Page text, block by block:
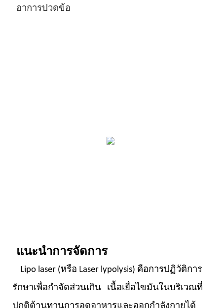
อาการปวดข้อ
แนะนำการจัดการ
Lipo laser (หรือ Laser lypolysis) คือการปฏิวัติการ
รักษาเพื่อกำจัดส่วนเกิน เนื้อเยื่อไขมันในบริเวณที่